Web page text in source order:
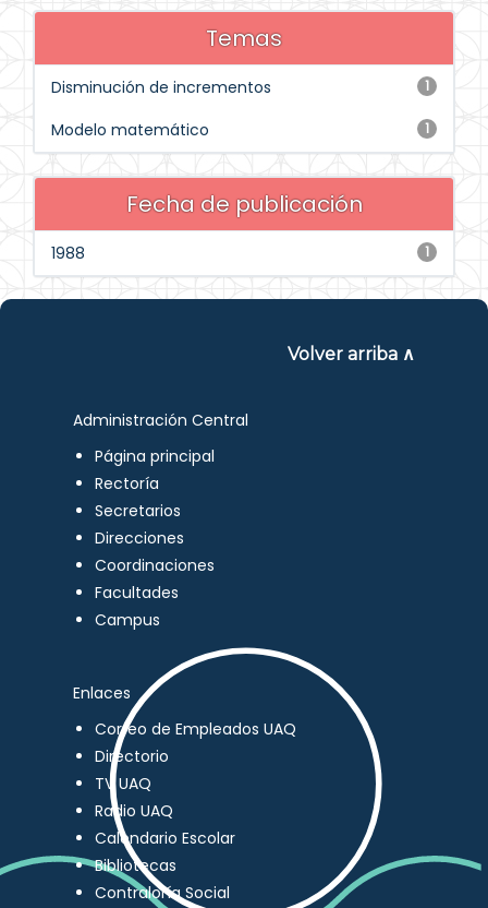
Temas
1
Disminución de incrementos
1
Modelo matemático
Fecha de publicación
1
1988
Volver arriba ∧
Administración Central
Página principal
Rectoría
Secretarios
Direcciones
Coordinaciones
Facultades
Campus
Enlaces
Correo de Empleados UAQ
Directorio
TV UAQ
Radio UAQ
Calendario Escolar
Bibliotecas
Contraloría Social